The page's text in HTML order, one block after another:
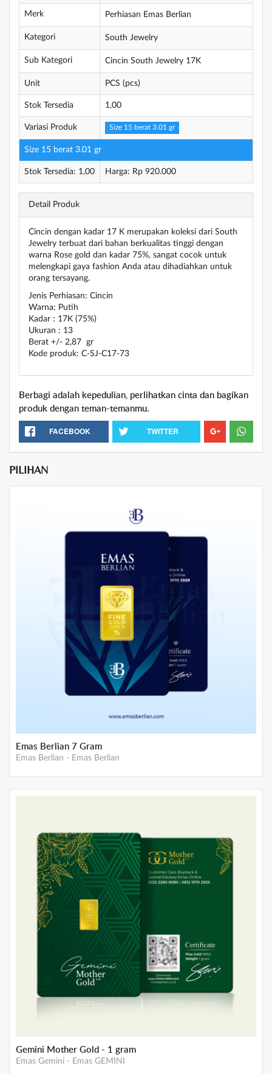
Merk Perhiasan Emas Berlian
Kategori South Jewelry
Sub Kategori Cincin South Jewelry 17K
Unit PCS (pcs)
Stok Tersedia 1,00
Variasi Produk Size 15 berat 3.01 gr
Size 15 berat 3.01 gr
Stok Tersedia: 1,00 Harga: Rp 920.000
Detail Produk
Cincin dengan kadar 17 K merupakan koleksi dari South
Jewelry terbuat dari bahan berkualitas tinggi dengan
warna Rose gold dan kadar 75%, sangat cocok untuk
melengkapi gaya fashion Anda atau dihadiahkan untuk
orang tersayang.
Jenis Perhiasan: Cincin
Warna: Putih
Kadar : 17K (75%)
Ukuran : 13
Berat +/- 2,87 gr
Kode produk: C-SJ-C17-73
Berbagi adalah kepedulian, perlihatkan cinta dan bagikan
produk dengan teman-temanmu.
FACEBOOK TWITTER
PILIHAN
Emas Berlian 25 Gram
Emas Berlian - Emas Berlian
Gemini Mother Gold- 3 gram
Emas Gemini - Emas GEMINI